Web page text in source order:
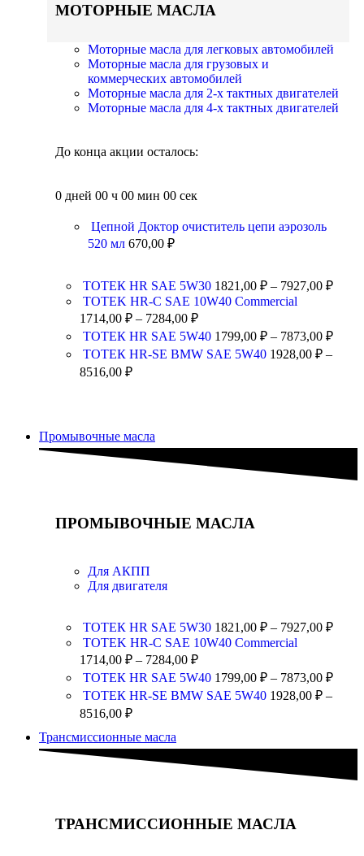
МОТОРНЫЕ МАСЛА
Моторные масла для легковых автомобилей
Моторные масла для грузовых и
коммерческих автомобилей
Моторные масла для 2-х тактных двигателей
Моторные масла для 4-х тактных двигателей
До конца акции осталось:
0 дней 00 ч 00 мин 00 сек
Цепной Доктор очиститель цепи аэрозоль
520 мл 670,00 ₽
ТОТЕК HR SAE 5W30 1821,00 ₽ – 7927,00 ₽
TOTEK HR-C SAE 10W40 Commercial
1714,00 ₽ – 7284,00 ₽
ТОТЕК HR SAE 5W40 1799,00 ₽ – 7873,00 ₽
ТОТЕК HR-SE BMW SAE 5W40 1928,00 ₽ –
8516,00 ₽
Промывочные масла
ПРОМЫВОЧНЫЕ МАСЛА
Для АКПП
Для двигателя
ТОТЕК HR SAE 5W30 1821,00 ₽ – 7927,00 ₽
TOTEK HR-C SAE 10W40 Commercial
1714,00 ₽ – 7284,00 ₽
ТОТЕК HR SAE 5W40 1799,00 ₽ – 7873,00 ₽
ТОТЕК HR-SE BMW SAE 5W40 1928,00 ₽ –
8516,00 ₽
Трансмиссионные масла
ТРАНСМИССИОННЫЕ МАСЛА